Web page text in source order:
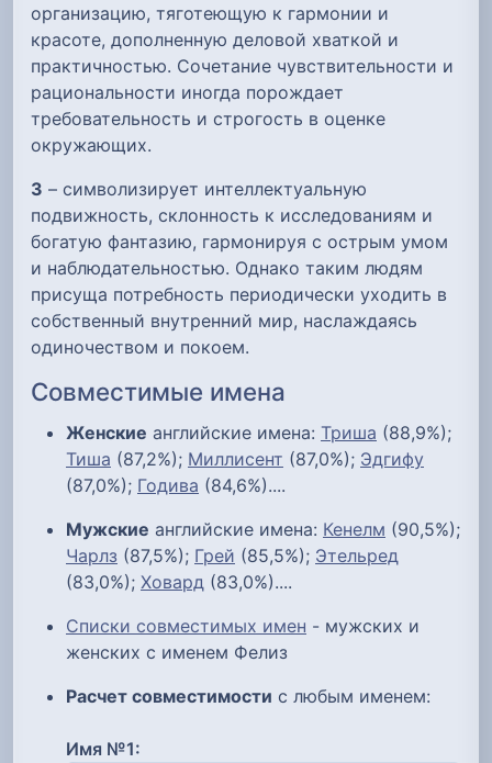
организацию, тяготеющую к гармонии и
красоте, дополненную деловой хваткой и
практичностью. Сочетание чувствительности и
рациональности иногда порождает
требовательность и строгость в оценке
окружающих.
З – символизирует интеллектуальную
подвижность, склонность к исследованиям и
богатую фантазию, гармонируя с острым умом
и наблюдательностью. Однако таким людям
присуща потребность периодически уходить в
собственный внутренний мир, наслаждаясь
одиночеством и покоем.
Совместимые имена
Женские английские имена: Триша (88,9%);
Тиша (87,2%); Миллисент (87,0%); Эдгифу
(87,0%); Годива (84,6%)....
Мужские английские имена: Кенелм (90,5%);
Чарлз (87,5%); Грей (85,5%); Этельред
(83,0%); Ховард (83,0%)....
Списки совместимых имен - мужских и
женских с именем Фелиз
Расчет совместимости с любым именем:
Имя №1: